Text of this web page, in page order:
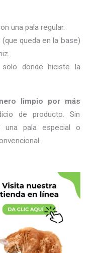
una pala regular.
queda en la base)
solo donde hiciste la
limpio por más
de producto. Sin
una pala especial o